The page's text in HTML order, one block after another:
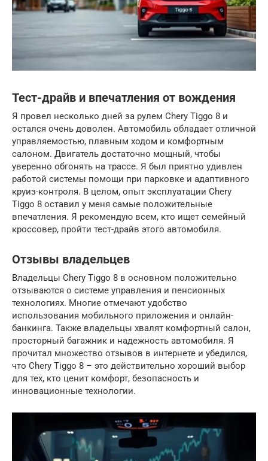
Тест-драйв и впечатления от вождения
Я провел несколько дней за рулем Chery Tiggo 8 и
остался очень доволен. Автомобиль обладает отличной
управляемостью, плавным ходом и комфортным
салоном. Двигатель достаточно мощный, чтобы
уверенно обгонять на трассе. Я был приятно удивлен
работой системы помощи при парковке и адаптивного
круиз-контроля. В целом, опыт эксплуатации Chery
Tiggo 8 оставил у меня самые положительные
впечатления. Я рекомендую всем, кто ищет семейный
кроссовер, пройти тест-драйв этого автомобиля.
Отзывы владельцев
Владельцы Chery Tiggo 8 в основном положительно
отзываются о системе управления и пенсионных
технологиях. Многие отмечают удобство
использования мобильного приложения и онлайн-
банкинга. Также владельцы хвалят комфортный салон,
просторный багажник и надежность автомобиля. Я
прочитал множество отзывов в интернете и убедился,
что Chery Tiggo 8 – это действительно хороший выбор
для тех, кто ценит комфорт, безопасность и
инновационные технологии.